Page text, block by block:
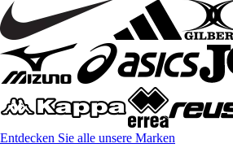
Entdecken Sie alle unsere Marken